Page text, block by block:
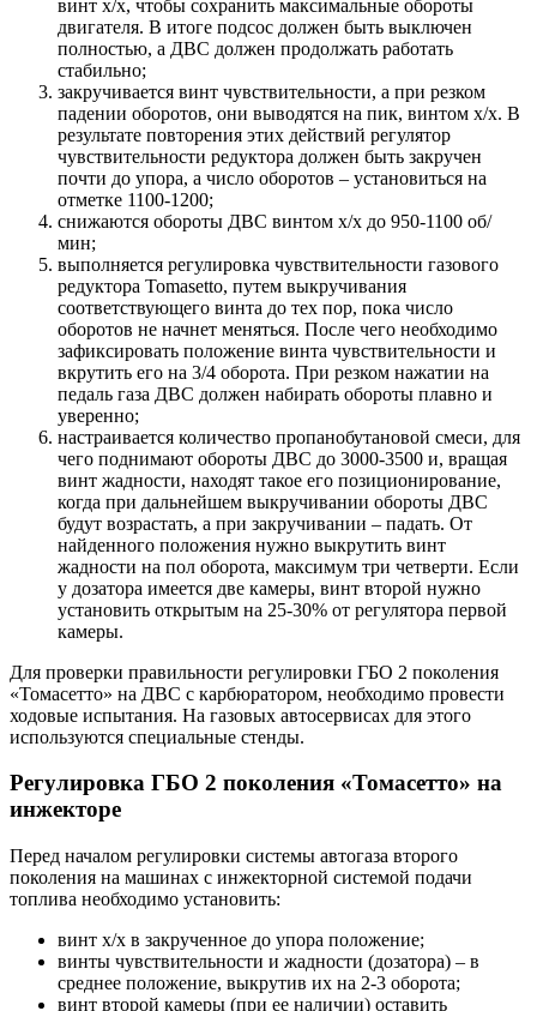
винт х/х, чтобы сохранить максимальные обороты
двигателя. В итоге подсос должен быть выключен
полностью, а ДВС должен продолжать работать
стабильно;
закручивается винт чувствительности, а при резком
падении оборотов, они выводятся на пик, винтом х/х. В
результате повторения этих действий регулятор
чувствительности редуктора должен быть закручен
почти до упора, а число оборотов – установиться на
отметке 1100-1200;
снижаются обороты ДВС винтом х/х до 950-1100 об/
мин;
выполняется регулировка чувствительности газового
редуктора Tomasetto, путем выкручивания
соответствующего винта до тех пор, пока число
оборотов не начнет меняться. После чего необходимо
зафиксировать положение винта чувствительности и
вкрутить его на 3/4 оборота. При резком нажатии на
педаль газа ДВС должен набирать обороты плавно и
уверенно;
настраивается количество пропанобутановой смеси, для
чего поднимают обороты ДВС до 3000-3500 и, вращая
винт жадности, находят такое его позиционирование,
когда при дальнейшем выкручивании обороты ДВС
будут возрастать, а при закручивании – падать. От
найденного положения нужно выкрутить винт
жадности на пол оборота, максимум три четверти. Если
у дозатора имеется две камеры, винт второй нужно
установить открытым на 25-30% от регулятора первой
камеры.
Для проверки правильности регулировки ГБО 2 поколения
«Томасетто» на ДВС с карбюратором, необходимо провести
ходовые испытания. На газовых автосервисах для этого
используются специальные стенды.
Регулировка ГБО 2 поколения «Томасетто» на
инжекторе
Перед началом регулировки системы автогаза второго
поколения на машинах с инжекторной системой подачи
топлива необходимо установить:
винт х/х в закрученное до упора положение;
винты чувствительности и жадности (дозатора) – в
среднее положение, выкрутив их на 2-3 оборота;
винт второй камеры (при ее наличии) оставить